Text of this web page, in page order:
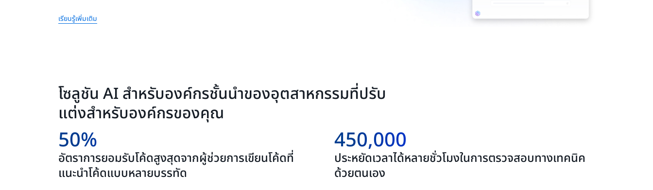
เรียนรู้เพิ่มเติม
โซลูชัน AI สำหรับองค์กรชั้นนำของอุตสาหกรรมที่ปรับ
แต่งสำหรับองค์กรของคุณ
อัตราการยอมรับโค้ดสูงสุดจากผู้ช่วยการเขียนโค้ดที่
แนะนำโค้ดแบบหลายบรรทัด
50%
ประหยัดเวลาได้หลายชั่วโมงในการตรวจสอบทางเทคนิค
ด้วยตนเอง
450,000